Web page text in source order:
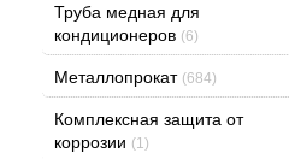
Труба медная для
кондиционеров (6)
Металлопрокат (684)
Комплексная защита от
коррозии (1)